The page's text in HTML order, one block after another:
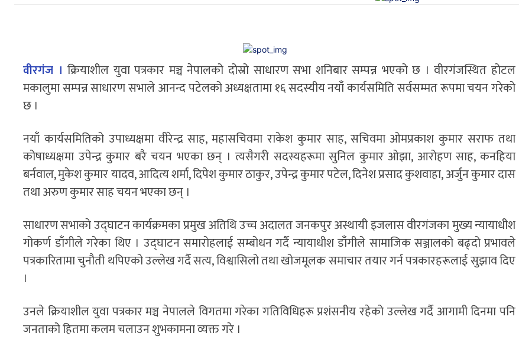
वीरगंज । क्रियाशील युवा पत्रकार मञ्च नेपालको दोस्रो साधारण सभा शनिबार सम्पन्न भएको छ । वीरगंजस्थित होटल
मकालुमा सम्पन्न साधारण सभाले आनन्द पटेलको अध्यक्षतामा १६ सदस्यीय नयाँ कार्यसमिति सर्वसम्मत रूपमा चयन गरेकाे
छ ।
नयाँ कार्यसमितिको उपाध्यक्षमा वीरेन्द्र साह, महासचिवमा राकेश कुमार साह, सचिवमा ओमप्रकाश कुमार सराफ तथा
कोषाध्यक्षमा उपेन्द्र कुमार बरै चयन भएका छन् । त्यसैगरी सदस्यहरूमा सुनिल कुमार ओझा, आरोहण साह, कनहिया
बर्नवाल, मुकेश कुमार यादव, आदित्य शर्मा, दिपेश कुमार ठाकुर, उपेन्द्र कुमार पटेल, दिनेश प्रसाद कुशवाहा, अर्जुन कुमार दास
तथा अरुण कुमार साह चयन भएका छन् ।
साधारण सभाकाे उद्घाटन कार्यक्रमका प्रमुख अतिथि उच्च अदालत जनकपुर अस्थायी इजलास वीरगंजका मुख्य न्यायाधीश
गोकर्ण डाँगीले गरेका थिए । उद्घाटन समाराेहलाई सम्बाेधन गर्दै न्यायाधीश डाँगीले सामाजिक सञ्जालको बढ्दो प्रभावले
पत्रकारितामा चुनौती थपिएको उल्लेख गर्दै सत्य, विश्वासिलो तथा खोजमूलक समाचार तयार गर्न पत्रकारहरूलाई सुझाव दिए
।
उनले क्रियाशील युवा पत्रकार मञ्च नेपालले विगतमा गरेका गतिविधिहरू प्रशंसनीय रहेको उल्लेख गर्दै आगामी दिनमा पनि
जनताको हितमा कलम चलाउन शुभकामना व्यक्त गरे ।